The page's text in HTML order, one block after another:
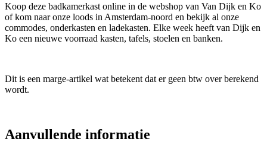
Koop deze badkamerkast online in de webshop van Van Dijk en Ko
of kom naar onze loods in Amsterdam-noord en bekijk al onze
commodes, onderkasten en ladekasten. Elke week heeft van Dijk en
Ko een nieuwe voorraad kasten, tafels, stoelen en banken.
Dit is een marge-artikel wat betekent dat er geen btw over berekend
wordt.
Aanvullende informatie